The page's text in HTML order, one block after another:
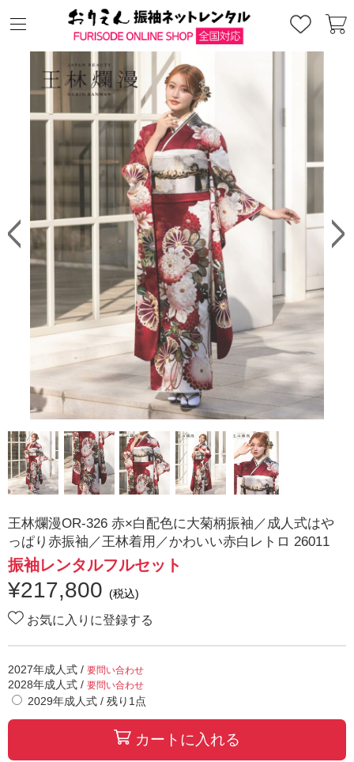
王林爛漫OR-326 赤×白配色に大菊柄振袖／成人式はや
っぱり赤振袖／王林着用／かわいい赤白レトロ 26011
振袖レンタルフルセット
¥217,800 (税込)
お気に入りに登録する
2027年成人式 / 要問い合わせ
2028年成人式 / 要問い合わせ
2029年成人式 / 残り 1 点
カートに入れる